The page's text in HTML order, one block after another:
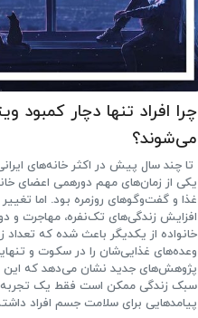
چرا افراد تنها دچار کمبود
می‌شوند؟
تا چند سال پیش در اکثر خانه‌های
یکی از زمان‌های مهم دورهمی اعضای
غذا و گفت‌وگوهای روزمره بود. اما
افزایش زندگی‌های تک‌نفره، مهاجرت و
خانواده از یکدیگر باعث شده که تعداد
وعده‌های غذایی‌شان را در سکوت و
پژوهش‌های جدید نشان می‌دهد که این
سبک زندگی ممکن است فقط یک تجربه
پیامدهایی برای سلامت جسم افراد